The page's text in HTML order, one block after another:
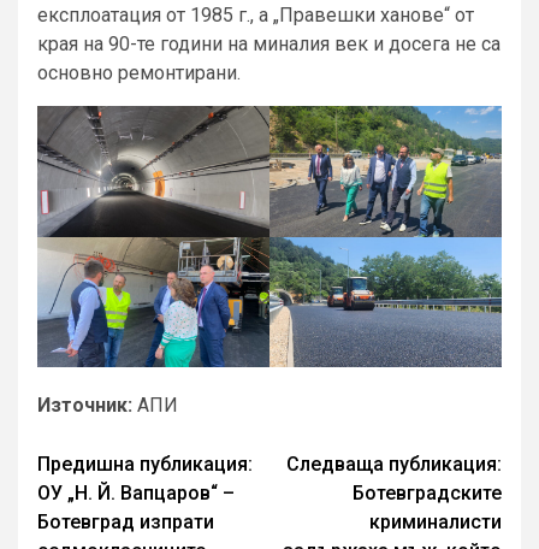
експлоатация от 1985 г., а „Правешки ханове“ от
края на 90-те години на миналия век и досега не са
основно ремонтирани.
Източник: АПИ
Continue
Reading
Предишна публикация:
ОУ „Н. Й. Вапцаров“ –
Ботевград изпрати
Следваща публикация:
Ботевградските
криминалисти